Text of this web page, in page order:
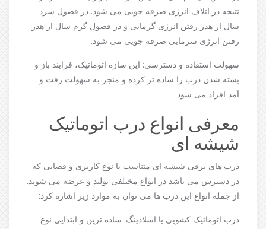
نتیجه در اتلاف انرژی صرفه جویی می شود. در فصول سرد
سال از هدر رفتن انرژی گرمایی و در فصول گرم سال از هدر
رفتن انرژی سرمایی صرفه جویی می شود.
سهولت استفاده و دسترسی: این سازه اتوماتیک، فرایند باز و
بسته شدن درب را ساده تر کرده و منجر به سهولت رفت و
آمد افراد می شود.
معرفی انواع درب اتوماتیک
شیشه ای
درب های برقی شیشه ای متناسب با نوع کاربری و فضایی که
در دسترس می باشد در انواع مختلفی تولید و عرضه می شوند.
از جمله انواع این درب ها می توان به موارد زیر اشاره کرد:
درب اتوماتیک کشویی یا اسلادینگ: ساده ترین و ابتدایی نوع